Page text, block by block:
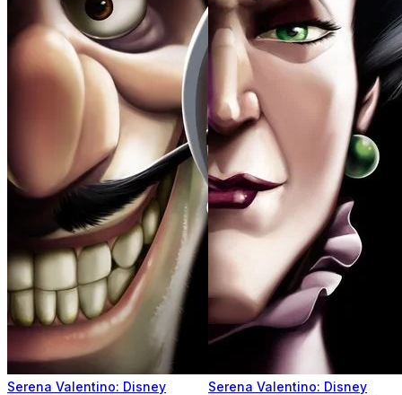
Serena Valentino: Disney
Serena Valentino: Disney